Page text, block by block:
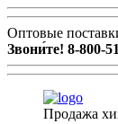
Оптовые
Звони́те! 8-800-
Продажа